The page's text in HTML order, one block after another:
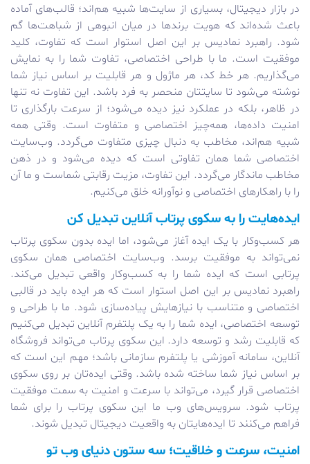
در بازار دیجیتال، بسیاری از سایت‌ها شبیه هم‌اند؛ قالب‌های آماده
باعث شده‌اند که هویت برندها در میان انبوهی از شباهت‌ها گم
شود. راهبرد نمادیس بر این اصل استوار است که تفاوت، کلید
موفقیت است. ما با طراحی اختصاصی، تفاوت شما را به نمایش
می‌گذاریم. هر خط کد، هر ماژول و هر قابلیت بر اساس نیاز شما
نوشته می‌شود تا سایتتان منحصر به فرد باشد. این تفاوت نه تنها
در ظاهر، بلکه در عملکرد نیز دیده می‌شود؛ از سرعت بارگذاری تا
امنیت داده‌ها، همه‌چیز اختصاصی و متفاوت است. وقتی همه
شبیه هم‌اند، مخاطب به دنبال چیزی متفاوت می‌گردد. وب‌سایت
اختصاصی شما همان تفاوتی است که دیده می‌شود و در ذهن
مخاطب ماندگار می‌گردد. این تفاوت، مزیت رقابتی شماست و ما آن
را با راهکارهای اختصاصی و نوآورانه خلق می‌کنیم.
ایده‌هایت را به سکوی پرتاب آنلاین تبدیل کن
هر کسب‌وکار با یک ایده آغاز می‌شود، اما ایده بدون سکوی پرتاب
نمی‌تواند به موفقیت برسد. وب‌سایت اختصاصی همان سکوی
پرتابی است که ایده شما را به کسب‌وکار واقعی تبدیل می‌کند.
راهبرد نمادیس بر این اصل استوار است که هر ایده باید در قالبی
اختصاصی و متناسب با نیازهایش پیاده‌سازی شود. ما با طراحی و
توسعه اختصاصی، ایده شما را به یک پلتفرم آنلاین تبدیل می‌کنیم
که قابلیت رشد و توسعه دارد. این سکوی پرتاب می‌تواند فروشگاه
آنلاین، سامانه آموزشی یا پلتفرم سازمانی باشد؛ مهم این است که
بر اساس نیاز شما ساخته شده باشد. وقتی ایده‌تان بر روی سکوی
اختصاصی قرار گیرد، می‌تواند با سرعت و امنیت به سمت موفقیت
پرتاب شود. سرویس‌های وب ما این سکوی پرتاب را برای شما
فراهم می‌کنند تا ایده‌هایتان به واقعیت دیجیتال تبدیل شوند.
امنیت، سرعت و خلاقیت؛ سه ستون دنیای وب تو